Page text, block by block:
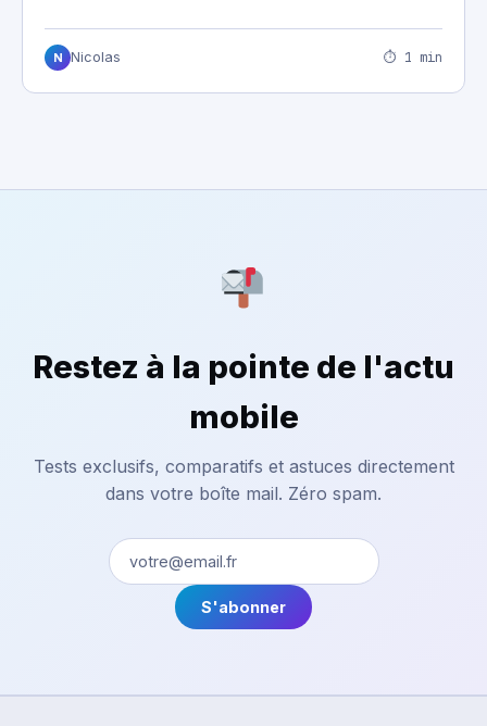
N Nicolas ⏱ 1 min
Restez à la pointe de l'actu
mobile
Tests exclusifs, comparatifs et astuces directement
dans votre boîte mail. Zéro spam.
S'abonner